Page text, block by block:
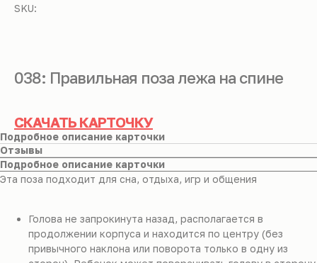
SKU:
038: Правильная поза лежа на спине
СКАЧАТЬ КАРТОЧКУ
Подробное описание карточки
Отзывы
Подробное описание карточки
Эта поза подходит для сна, отдыха, игр и общения
Голова не запрокинута назад, располагается в
продолжении корпуса и находится по центру (без
привычного наклона или поворота только в одну из